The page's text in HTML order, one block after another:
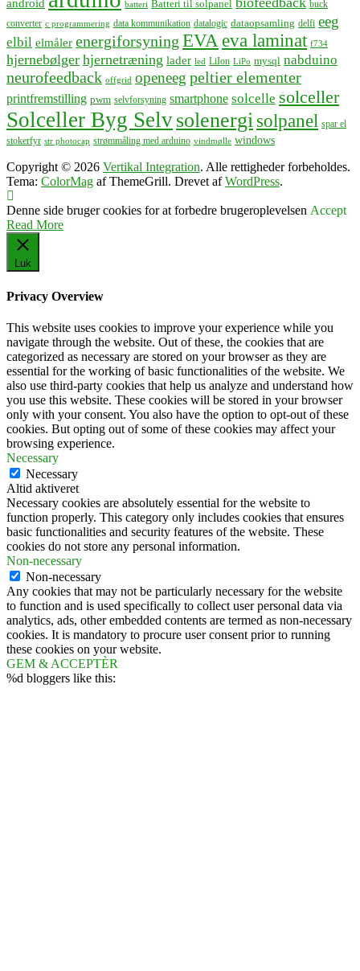
android batteri Batteri til solpanel
buck
converter c programmering data kommunikation datalogic dataopsamling delfi eeg
elbil elmåler energiforsyning EVA eva laminat f734
hjernebølger hjernetræning lader led LiIon LiPo mysql nabduino
neurofeedback offgrid openeeg peltier elementer
printfremstilling pwm selvforsyning smartphone solcelle solceller
Solceller Byg Selvsolenergisolpanel spar el
stokerfyr str photocap strømmåling med arduino vindmølle windows
Copyright © 2026 Vertikal Integration. Alle rettigheder forbeholdes.
Tema: ColorMag af ThemeGrill. Drevet afWordPress.
Denne side bruger cookies for at forbedre brugeroplevelsen Accept
Read More
Luk
Privacy Overview
This website uses cookies to improve your experience while you
navigate through the website. Out of these, the cookies that are
categorized as necessary are stored on your browser as they are
essential for the working of basic functionalities of the website. We
also use third-party cookies that help us analyze and understand how
you use this website. These cookies will be stored in your browser
only with your consent. You also have the option to opt-out of these
cookies. But opting out of some of these cookies may affect your
browsing experience.
Necessary
Necessary
Altid aktiveret
Necessary cookies are absolutely essential for the website to
function properly. This category only includes cookies that ensures
basic functionalities and security features of the website. These
cookies do not store any personal information.
Non-necessary
Non-necessary
Any cookies that may not be particularly necessary for the website
to function and is used specifically to collect user personal data via
analytics, ads, other embedded contents are termed as non-necessary
cookies. It is mandatory to procure user consent prior to running
these cookies on your website.
GEM & ACCEPTÈR
%d bloggers like this: